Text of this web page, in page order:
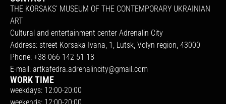
THE KORSAKS’ MUSEUM OF THE CONTEMPORARY UKRAINIAN
ART
Cultural and entertainment center Adrenalin City
Address: street Korsaka Ivana, 1, Lutsk, Volyn region, 43000
Phone: +38 066 142 51 18
E-mail: artkafedra.adrenalincity@gmail.com
WORK TIME
weekdays: 12:00-20:00